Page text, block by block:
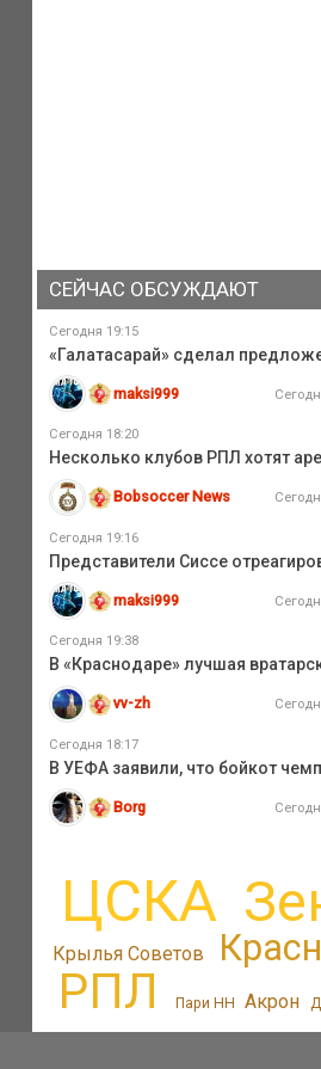
СЕЙЧАС ОБСУЖДАЮТ
Сегодня 19:15
«Галатасарай» сделал
maksi999
Сегодня 18:20
Несколько клубов РПЛ хотят
Bobsoccer News
Сегодня 19:16
Представители Сиссе
maksi999
Сегодня 19:38
В «Краснодаре» лучшая
vv-zh
Сегодня 18:17
В УЕФА заявили, что бойкот
Borg
ЦСКА
Крылья Советов
РПЛ Пари НН Акрон